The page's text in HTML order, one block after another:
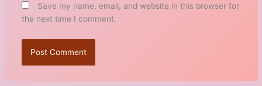
Save my name, email, and website in this browser for
the next time I comment.